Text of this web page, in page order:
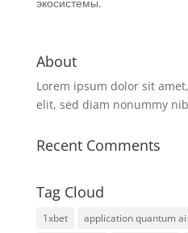
About
Lorem ipsum dolor sit
elit, sed diam nonummy
Recent Comments
Tag Cloud
1xbet application quantum ai